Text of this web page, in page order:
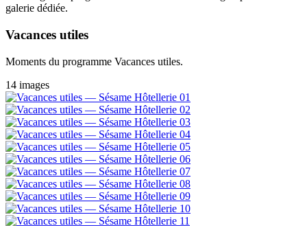
galerie dédiée.
Vacances utiles
Moments du programme Vacances utiles.
14 images